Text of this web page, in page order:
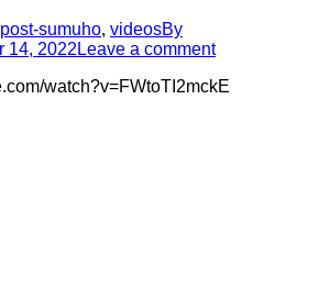
post-sumuho, videosBy
14, 2022 Leave a comment
watch?v=FWtoTI2mckE